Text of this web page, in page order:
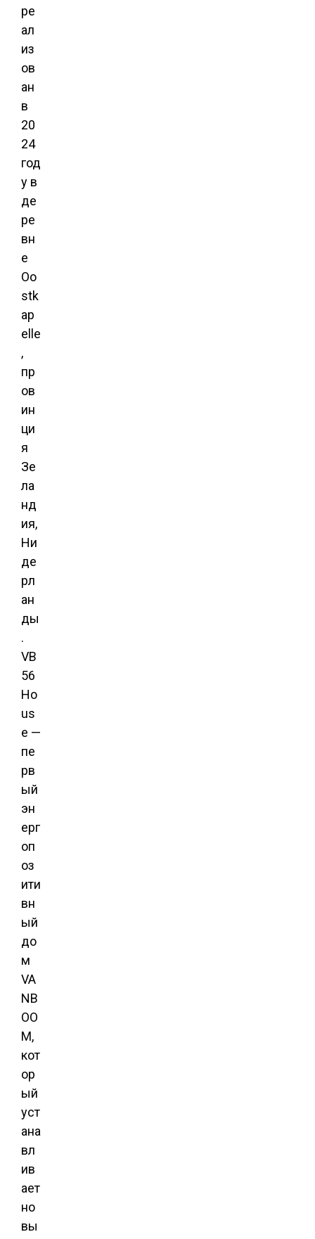
ре
ал
из
ов
ан
в
20
24
год
у в
де
ре
вн
е
Oo
stk
ap
elle
,
пр
ов
ин
ци
я
Зе
ла
нд
ия,
Ни
де
рл
ан
ды
.
VB
56
Ho
us
e —
пе
рв
ый
эн
ерг
оп
оз
ити
вн
ый
до
м
VA
NB
OO
M,
кот
ор
ый
уст
ана
вл
ив
ает
но
вы